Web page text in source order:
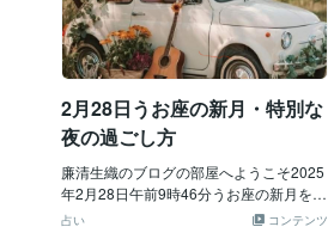
2月28日うお座の新月・特別な
夜の過ごし方
廉清生織のブログの部屋へようこそ2025
年2月28日午前9時46分うお座の新月を迎
えますそれだけではありません太陽、水
コンテンツ
占い